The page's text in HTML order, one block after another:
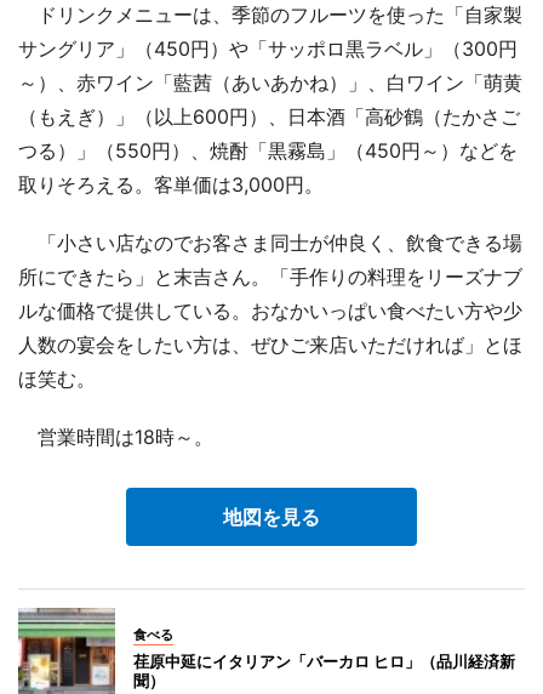
ドリンクメニューは、季節のフルーツを使った「自家製
サングリア」（450円）や「サッポロ黒ラベル」（300円
～）、赤ワイン「藍茜（あいあかね）」、白ワイン「萌黄
（もえぎ）」（以上600円）、日本酒「高砂鶴（たかさご
つる）」（550円）、焼酎「黒霧島」（450円～）などを
取りそろえる。客単価は3,000円。
「小さい店なのでお客さま同士が仲良く、飲食できる場
所にできたら」と末吉さん。「手作りの料理をリーズナブ
ルな価格で提供している。おなかいっぱい食べたい方や少
人数の宴会をしたい方は、ぜひご来店いただければ」とほ
ほ笑む。
営業時間は18時～。
地図を見る
食べる
荏原中延にイタリアン「バーカロ ヒロ」（品川経済新
聞）